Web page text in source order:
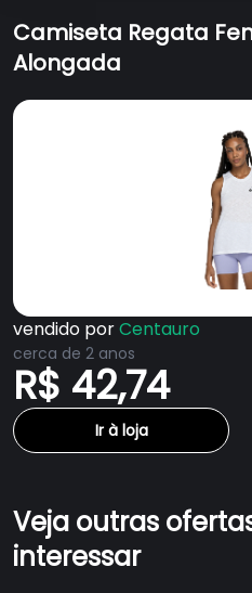
Camiseta Regata
Alongada
vendido porCentauro
cerca de 2 anos
R$ 42,74
Ir à loja
Veja outras
interessar